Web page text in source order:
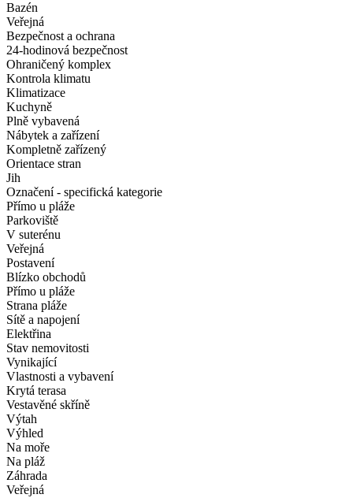
Bazén
Veřejná
Bezpečnost a ochrana
24-hodinová bezpečnost
Ohraničený komplex
Kontrola klimatu
Klimatizace
Kuchyně
Plně vybavená
Nábytek a zařízení
Kompletně zařízený
Orientace stran
Jih
Označení - specifická kategorie
Přímo u pláže
Parkoviště
V suterénu
Veřejná
Postavení
Blízko obchodů
Přímo u pláže
Strana pláže
Sítě a napojení
Elektřina
Stav nemovitosti
Vynikající
Vlastnosti a vybavení
Krytá terasa
Vestavěné skříně
Výtah
Výhled
Na moře
Na pláž
Záhrada
Veřejná